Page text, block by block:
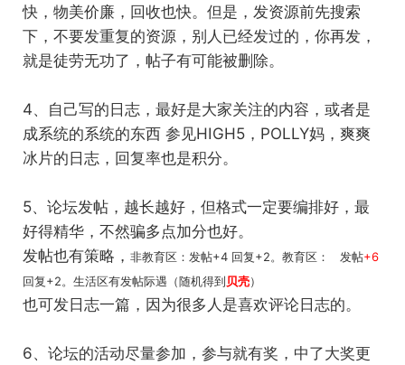
快，物美价廉，回收也快。但是，发资源前先搜索
下，不要发重复的资源，别人已经发过的，你再发，
就是徒劳无功了，帖子有可能被删除。
4、自己写的日志，最好是大家关注的内容，或者是
成系统的系统的东西 参见HIGH5，POLLY妈，爽爽
冰片的日志，回复率也是积分。
5、论坛发帖，越长越好，但格式一定要编排好，最
好得精华，不然骗多点加分也好。
发帖也有策略， 非教育区：发帖+4 回复+2。教育区： 发帖+6
回复+2。生活区有发帖际遇（随机得到贝壳）
也可发日志一篇，因为很多人是喜欢评论日志的。
6、论坛的活动尽量参加，参与就有奖，中了大奖更